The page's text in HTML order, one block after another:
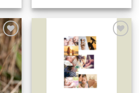
til
kr. 269,00
til
kr.
til
ønskeliste